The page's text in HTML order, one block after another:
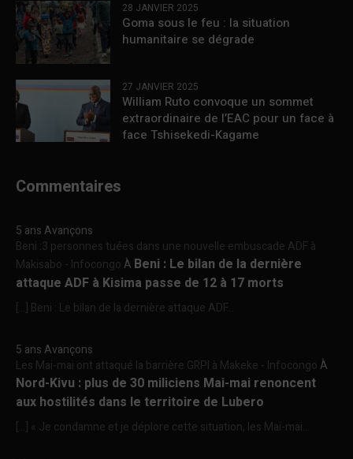
28 JANVIER 2025
Goma sous le feu : la situation
humanitaire se dégrade
27 JANVIER 2025
William Ruto convoque un sommet
extraordinaire de l’EAC pour un face à
face Tshisekedi-Kagame
Commentaires
5 ans Avançons
Beni :3 personnes tuées dans une nouvelle embuscade ADF à
Makisabo - InfocongoÀ Beni : Le bilan de la dernière
attaque ADF à Kisima passe de 12 à 17 morts
[…] Beni : Le bilan de la dernière attaque ADF...
5 ans Avançons
Les Mai-mai ont attaqué la barrière GRPI à Makeke - InfocongoÀ
Nord-Kivu : plus de 30 miliciens Mai-mai renoncent
aux hostilités dans le territoire de Lubero
[…] « Je condamne et je déplore cette situation, les Mai-mai...